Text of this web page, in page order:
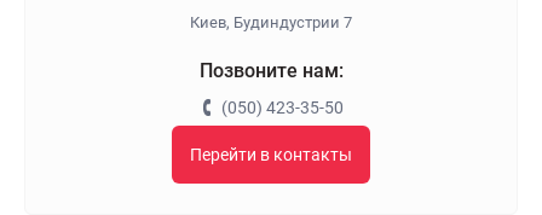
Киев, Будиндустрии 7
Позвоните нам:
(050) 423-35-50
Перейти в контакты